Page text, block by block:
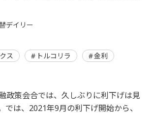
デイリー
ス トルコリラ
金利
政策会合では、久しぶりに利下げは見
では、2021年9月の利下げ開始から、